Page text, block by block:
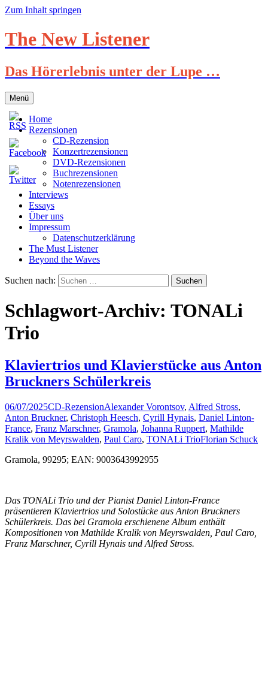
Zum Inhalt springen
The New Listener
Das Hörerlebnis unter der Lupe …
Menü
Home
Rezensionen
CD-Rezension
Konzertrezensionen
DVD-Rezensionen
Buchrezensionen
Notenrezensionen
Interviews
Essays
Über uns
Impressum
Datenschutzerklärung
The Must Listener
Beyond the Waves
Suchen nach:
Schlagwort-Archiv: TONALi
Trio
Klaviertrios und Klavierstücke aus Anton
Bruckners Schülerkreis
06/07/2025CD-RezensionAlexander Vorontsov, Alfred Stross,
Anton Bruckner, Christoph Heesch, Cyrill Hynais, Daniel Linton-
France, Franz Marschner, Gramola, Johanna Ruppert, Mathilde
Kralik von Meyrswalden, Paul Caro, TONALi TrioFlorian Schuck
Gramola, 99295; EAN: 9003643992955
Das TONALi Trio und der Pianist Daniel Linton-France
präsentieren Klaviertrios und Solostücke aus Anton Bruckners
Schülerkreis. Das bei Gramola erschienene Album enthält
Kompositionen von Mathilde Kralik von Meyrswalden, Paul Caro,
Franz Marschner, Cyrill Hynais und Alfred Stross.